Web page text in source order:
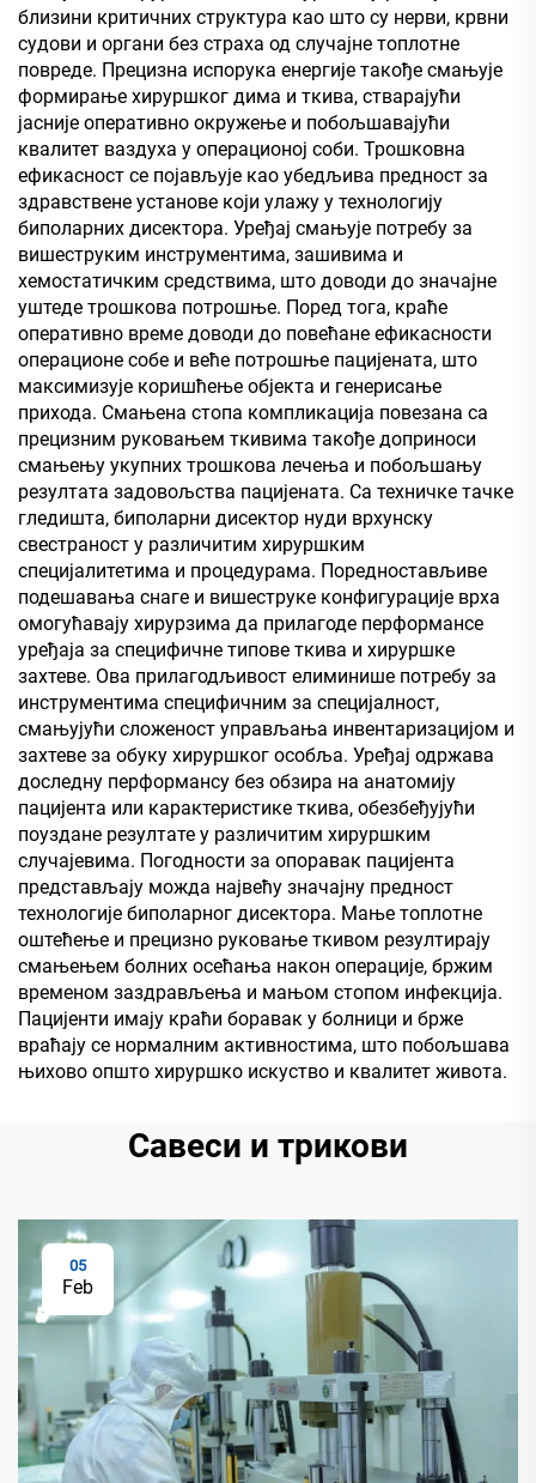
близини критичних структура као што су нерви, крвни
судови и органи без страха од случајне топлотне
повреде. Прецизна испорука енергије такође смањује
формирање хируршког дима и ткива, стварајући
јасније оперативно окружење и побољшавајући
квалитет ваздуха у операционој соби. Трошковна
ефикасност се појављује као убедљива предност за
здравствене установе који улажу у технологију
биполарних дисектора. Уређај смањује потребу за
вишеструким инструментима, зашивима и
хемостатичким средствима, што доводи до значајне
уштеде трошкова потрошње. Поред тога, краће
оперативно време доводи до повећане ефикасности
операционе собе и веће потрошње пацијената, што
максимизује коришћење објекта и генерисање
прихода. Смањена стопа компликација повезана са
прецизним руковањем ткивима такође доприноси
смањењу укупних трошкова лечења и побољшању
резултата задовољства пацијената. Са техничке тачке
гледишта, биполарни дисектор нуди врхунску
свестраност у различитим хируршким
специјалитетима и процедурама. Поредностављиве
подешавања снаге и вишеструке конфигурације врха
омогућавају хирурзима да прилагоде перформансе
уређаја за специфичне типове ткива и хируршке
захтеве. Ова прилагодљивост елиминише потребу за
инструментима специфичним за специјалност,
смањујући сложеност управљања инвентаризацијом и
захтеве за обуку хируршког особља. Уређај одржава
доследну перформансу без обзира на анатомију
пацијента или карактеристике ткива, обезбеђујући
поуздане резултате у различитим хируршким
случајевима. Погодности за опоравак пацијента
представљају можда највећу значајну предност
технологије биполарног дисектора. Мање топлотне
оштећење и прецизно руковање ткивом резултирају
смањењем болних осећања након операције, бржим
временом заздрављења и мањом стопом инфекција.
Пацијенти имају краћи боравак у болници и брже
враћају се нормалним активностима, што побољшава
њихово општо хируршко искуство и квалитет живота.
Савеси и трикови
05
Feb